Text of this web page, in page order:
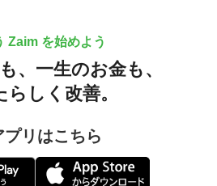
Zaim を始めよう
、 一生のお金も、
らしく改善。
プリはこちら